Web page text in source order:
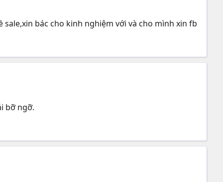
bác cho kinh nghiệm với và cho mình xin fb
bỡ ngỡ.